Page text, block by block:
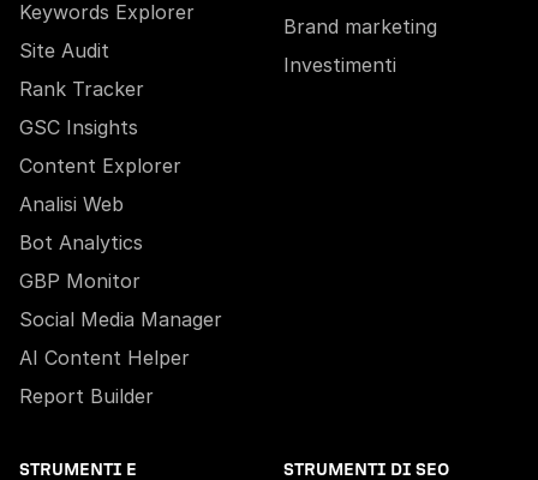
Keywords Explorer
Site Audit
Rank Tracker
GSC Insights
Content Explorer
Analisi Web
Bot Analytics
GBP Monitor
Social Media Manager
AI Content Helper
Report Builder
Brand marketing
Investimenti
STRUMENTI E
STRUMENTI DI SEO